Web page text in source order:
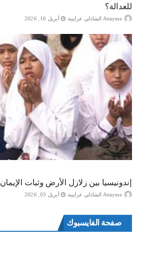
للعدالة؟
Attayma الشاذلي عرايبية أبريل 16, 2026
إندونيسيا بين زلازل الأرض وثبات الإيمان
Attayma الشاذلي عرايبية أبريل 03, 2026
صفحة الفايسبوك